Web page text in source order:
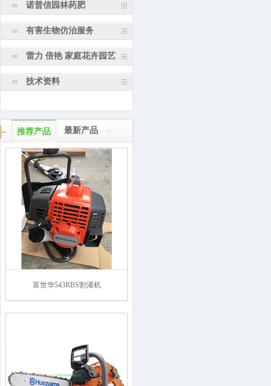
诺普信园林药肥
有害生物仿治服务
雷力 倍艳 家庭花卉园艺
技术资料
推荐产品 最新产品
富世华543RBS割灌机